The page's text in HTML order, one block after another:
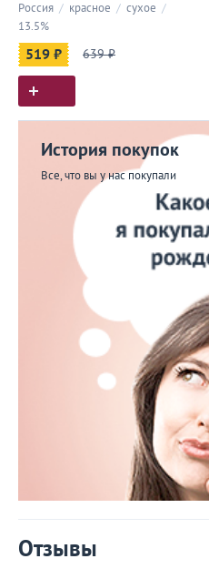
Россия / красное / сухое /
13.5%
519 ₽ 639 ₽
История покупок
Все, что вы у нас покупали
Отзывы